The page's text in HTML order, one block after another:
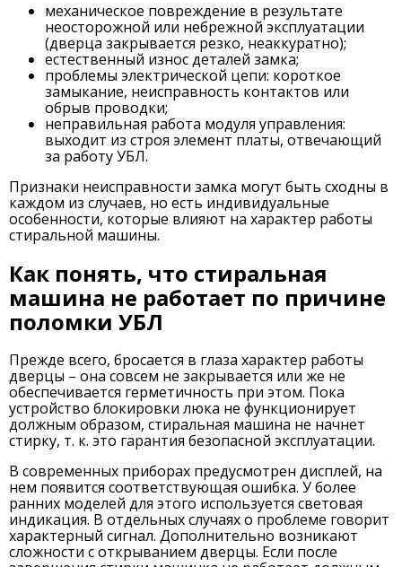
механическое повреждение в результате
неосторожной или небрежной эксплуатации
(дверца закрывается резко, неаккуратно);
естественный износ деталей замка;
проблемы электрической цепи: короткое
замыкание, неисправность контактов или
обрыв проводки;
неправильная работа модуля управления:
выходит из строя элемент платы, отвечающий
за работу УБЛ.
Признаки неисправности замка могут быть сходны в
каждом из случаев, но есть индивидуальные
особенности, которые влияют на характер работы
стиральной машины.
Как понять, что стиральная
машина не работает по причине
поломки УБЛ
Прежде всего, бросается в глаза характер работы
дверцы – она совсем не закрывается или же не
обеспечивается герметичность при этом. Пока
устройство блокировки люка не функционирует
должным образом, стиральная машина не начнет
стирку, т. к. это гарантия безопасной эксплуатации.
В современных приборах предусмотрен дисплей, на
нем появится соответствующая ошибка. У более
ранних моделей для этого используется световая
индикация. В отдельных случаях о проблеме говорит
характерный сигнал. Дополнительно возникают
сложности с открыванием дверцы. Если после